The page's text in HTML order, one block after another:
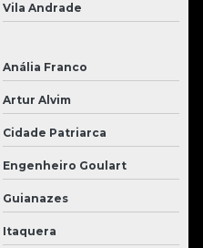
Vila Andrade
Anália Franco
Artur Alvim
Cidade Patriarca
Engenheiro Goulart
Guianazes
Itaquera